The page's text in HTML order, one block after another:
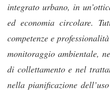
integrato urbano, in
ed economia circolare.
competenze e
monitoraggio ambientale,
di collettamento e nel
nella pianificazione